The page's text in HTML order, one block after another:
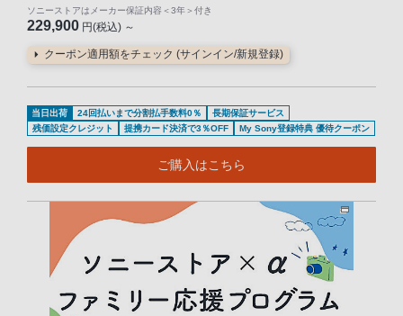
ソニーストアはメーカー保証内容 ＜3年＞ 付き
229,900 円(税込) ～
クーポン適用額をチェック (サインイン/新規登録)
当日出荷 24回払いまで分割払手数料0％
長期保証サービス
残価設定クレジット
提携カード決済で3％OFF My Sony登録特典 優待クーポン
ご購入はこちら